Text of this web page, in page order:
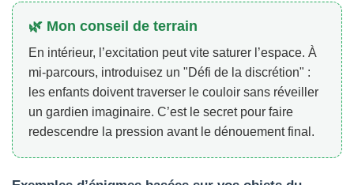
🌿 Mon conseil de terrain
En intérieur, l’excitation peut vite saturer l’espace. À
mi-parcours, introduisez un "Défi de la discrétion" :
les enfants doivent traverser le couloir sans réveiller
un gardien imaginaire. C’est le secret pour faire
redescendre la pression avant le dénouement final.